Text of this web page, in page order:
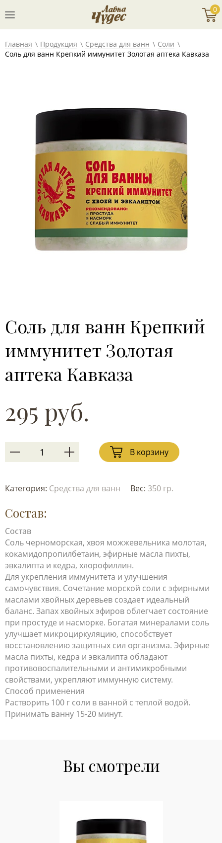
0
Главная Продукция Средства для ванн
Соли
Соль для ванн Крепкий иммунитет Золотая аптека Кавказа
Соль для ванн Крепкий
иммунитет Золотая
аптека Кавказа
295 руб.
В корзину
Категория: Средства для ванн Вес: 350 гр.
Состав:
Состав
Соль черноморская, хвоя можжевельника молотая,
кокамидопропилбетаин, эфирные масла пихты,
эвкалипта и кедра, хлорофиллин.
Для укрепления иммунитета и улучшения
самочувствия. Сочетание морской соли с эфирными
маслами хвойных деревьев создает идеальный
баланс. Запах хвойных эфиров облегчает состояние
при простуде и насморке. Богатая минералами соль
улучшает микроциркуляцию, способствует
восстановлению защитных сил организма. Эфирные
масла пихты, кедра и эвкалипта обладают
противовоспалительными и антимикробными
свойствами, укрепляют иммунную систему.
Способ применения
Растворить 100 г соли в ванной с теплой водой.
Принимать ванну 15-20 минут.
Вы смотрели